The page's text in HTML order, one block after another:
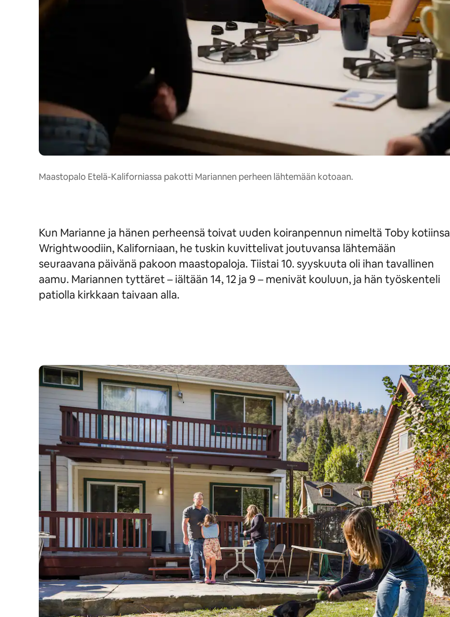
Maastopalo Etelä-Kaliforniassa pakotti Mariannen perheen lähtemään kotoaan.
Kun Marianne ja hänen perheensä toivat uuden koiranpennun nimeltä Toby kotiinsa
Wrightwoodiin, Kaliforniaan, he tuskin kuvittelivat joutuvansa lähtemään
seuraavana päivänä pakoon maastopaloja. Tiistai 10. syyskuuta oli ihan tavallinen
aamu. Mariannen tyttäret – iältään 14, 12 ja 9 – menivät kouluun, ja hän työskenteli
patiolla kirkkaan taivaan alla.